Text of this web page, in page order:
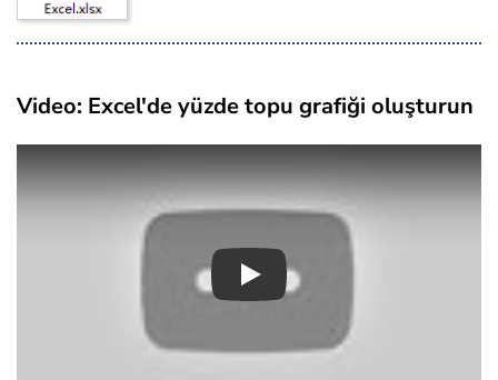
Video: Excel'de yüzde topu grafiği oluşturun
Play